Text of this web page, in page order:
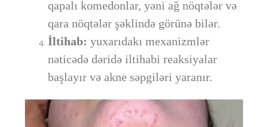
qapalı komedonlar, yəni ağ nöqtələr və
qara nöqtələr şəklində görünə bilər.
İltihab: yuxarıdakı mexanizmlər
nəticədə dəridə iltihabi reaksiyalar
başlayır və akne səpgiləri yaranır.